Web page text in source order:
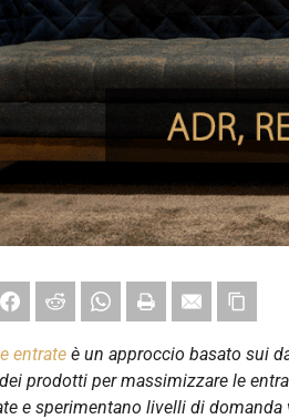
entrate è un approccio basato sui
prodotti per massimizzare le
e sperimentano livelli di